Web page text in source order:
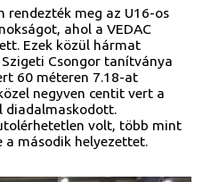
rendezték meg az U16-os
ahol a VEDAC
Ezek közül hármat
Csongor tanítványa
60 méteren 7.18-at
negyven centit vert a
diadalmaskodott.
volt, több mint
a második helyezettet.